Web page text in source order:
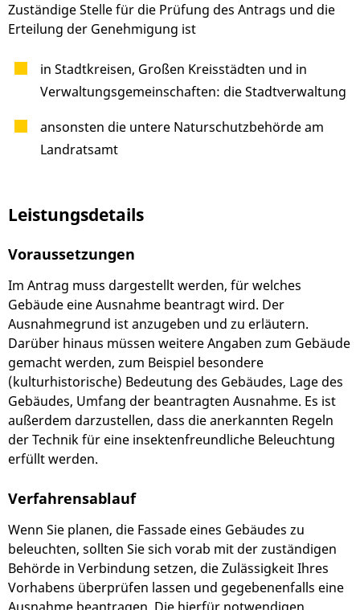
Zuständige Stelle für die Prüfung des Antrags und die
Erteilung der Genehmigung ist
in Stadtkreisen, Großen Kreisstädten und in
Verwaltungsgemeinschaften: die Stadtverwaltung
ansonsten die untere Naturschutzbehörde am
Landratsamt
Leistungsdetails
Voraussetzungen
Im Antrag muss dargestellt werden, für welches
Gebäude eine Ausnahme beantragt wird. Der
Ausnahmegrund ist anzugeben und zu erläutern.
Darüber hinaus müssen weitere Angaben zum Gebäude
gemacht werden, zum Beispiel besondere
(kulturhistorische) Bedeutung des Gebäudes, Lage des
Gebäudes, Umfang der beantragten Ausnahme. Es ist
außerdem darzustellen, dass die anerkannten Regeln
der Technik für eine insektenfreundliche Beleuchtung
erfüllt werden.
Verfahrensablauf
Wenn Sie planen, die Fassade eines Gebäudes zu
beleuchten, sollten Sie sich vorab mit der zuständigen
Behörde in Verbindung setzen, die Zulässigkeit Ihres
Vorhabens überprüfen lassen und gegebenenfalls eine